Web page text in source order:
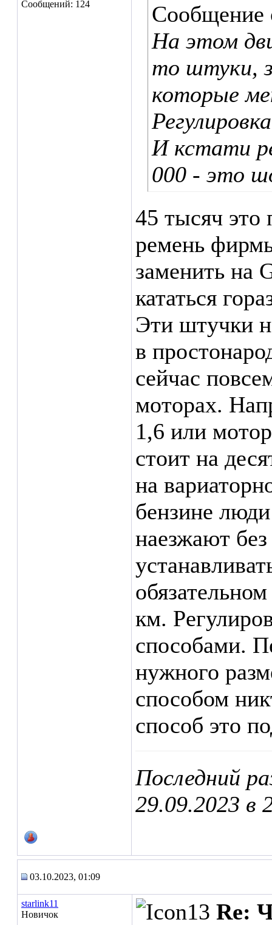
Сообщений: 124
Сообщение
На этом
то штуки,
которые
И кстати
000 - это
45 тысяч это
ремень
заменить на
кататься
Эти штучки
в
сейчас
моторах.
1,6 или
стоит на
на
бензине
наезжают
км.
способами.
нужного
способом
способ это
Последний
29.09.2023 в
03.10.2023, 01:09
starlink11
Новичок
Re: